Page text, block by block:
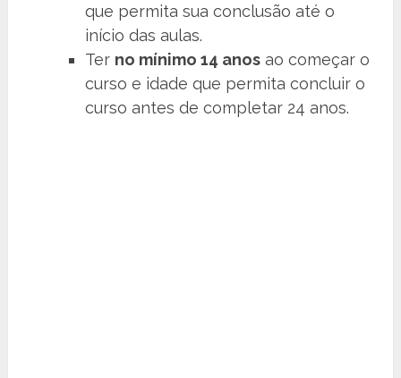
que permita sua conclusão até o
início das aulas.
Ter no mínimo 14 anosao começar o
curso e idade que permita concluir o
curso antes de completar 24 anos.